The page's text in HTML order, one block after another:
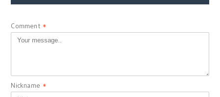
Comment *
Nickname *